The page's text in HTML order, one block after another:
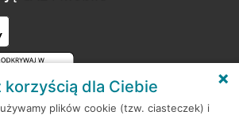
korzyścią dla Ciebie
plików cookie (tzw. ciasteczek) i